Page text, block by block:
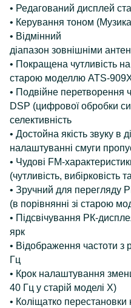
• Редагований дисплей
• Керування тоном
• Відмінний
діапазон зовнішніми
• Покращена чутливість
старою моделлю ATS-
• Подвійне перетворення
DSP (цифрової обробки
селективність
• Достойна якість звуку в
налаштуванні смуги
• Чудові FM-
(чутливість, вибірковість
• Зручний для перегляду
(в порівнянні зі старою
• Підсвічування РК-
ярк
• Відображення частоти з
Гц
• Крок налаштування
40 Гц у старій моделі X)
• Коліщатко перестановки